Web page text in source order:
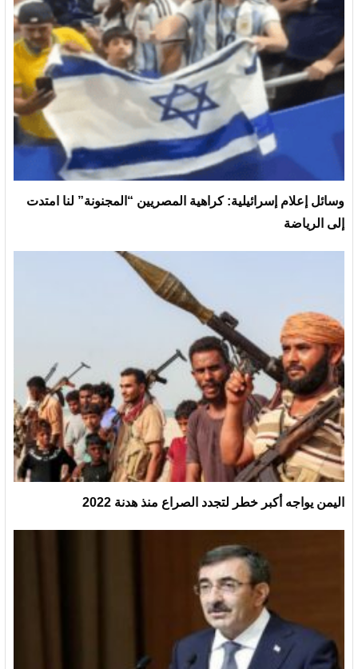
وسائل إعلام إسرائيلية: كراهية المصريين “المجنونة” لنا امتدت
إلى الرياضة
اليمن يواجه أكبر خطر لتجدد الصراع منذ هدنة 2022